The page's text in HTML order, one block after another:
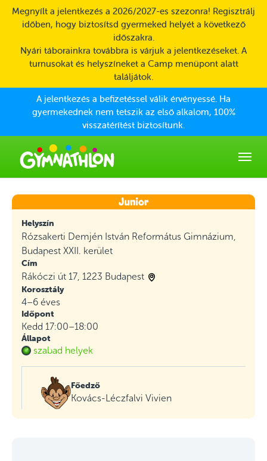
Skip to main content
Megnyílt a jelentkezés a 2026/2027-es szezonra! Regisztrálj
időben, hogy biztosítsd gyermeked helyét a következő
időszakra.
Nyári táborainkra továbbra is várjuk a jelentkezéseket. A
turnusokat és helyszíneket a Camp menüpont alatt
találjátok.
A jelentkezés a befizetéssel válik érvényessé. Ha
gyermekednek nem tetszik az első alkalom, 100%
visszatérítést biztosítunk.
Helyszín
Rózsakerti Demjén István Református Gimnázium,
Budapest XXII. kerület
Cím
Rákóczi út 17, 1223 Budapest
Korosztály
4–6 éves
Időpont
Kedd 17:00–18:00
Állapot
szabad helyek
Főedző
Kovács-Léczfalvi Vivien